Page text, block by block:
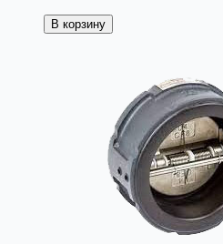
В корзину